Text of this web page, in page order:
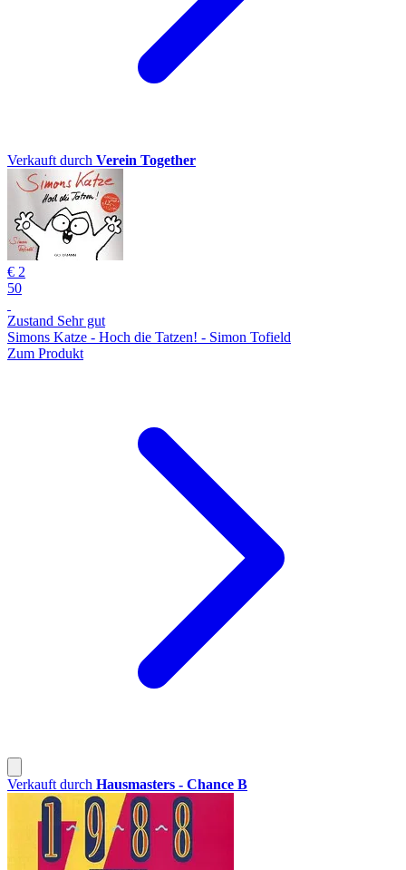
Verkauft durch Verein Together
€ 2
50
Zustand Sehr gut
Simons Katze - Hoch die Tatzen! - Simon Tofield
Zum Produkt
Verkauft durch Hausmasters - Chance B